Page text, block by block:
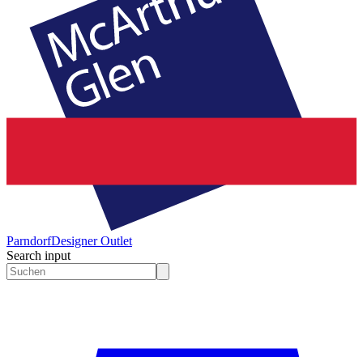
ParndorfDesigner Outlet
Search input